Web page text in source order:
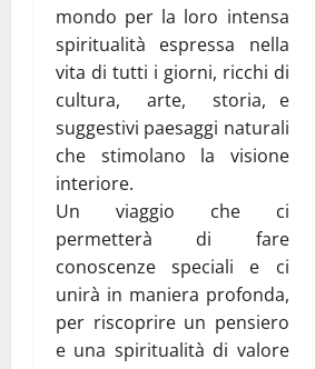
mondo per la loro intensa
spiritualità espressa nella
vita di tutti i giorni, ricchi di
cultura, arte, storia, e
suggestivi paesaggi naturali
che stimolano la visione
interiore.
Un viaggio che ci
permetterà di fare
conoscenze speciali e ci
unirà in maniera profonda,
per riscoprire un pensiero
e una spiritualità di valore